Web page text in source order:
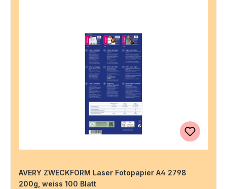
AVERY ZWECKFORM Laser Fotopapier A4 2798
200g, weiss 100 Blatt